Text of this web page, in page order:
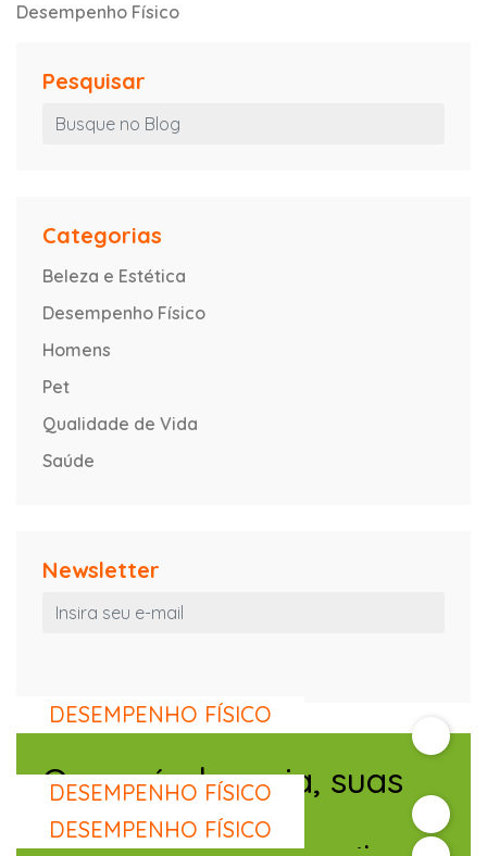
Desempenho Físico
Pesquisar
Categorias
Beleza e Estética
Desempenho Físico
Homens
Pet
Qualidade de Vida
Saúde
Newsletter
Leia Também
DESEMPENHO FÍSICO
O que é alopecia, suas
causas, tipos e
DESEMPENHO FÍSICO
DESEMPENHO FÍSICO